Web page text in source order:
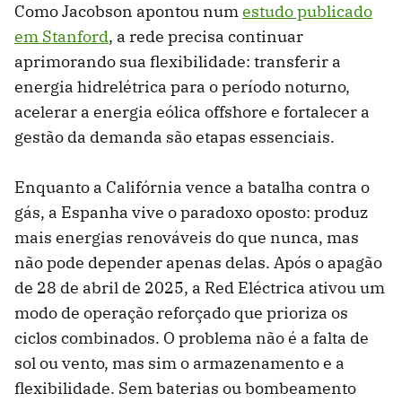
Como Jacobson apontou numestudo publicado
em Stanford, a rede precisa continuar
aprimorando sua flexibilidade: transferir a
energia hidrelétrica para o período noturno,
acelerar a energia eólica offshore e fortalecer a
gestão da demanda são etapas essenciais.
Enquanto a Califórnia vence a batalha contra o
gás, a Espanha vive o paradoxo oposto: produz
mais energias renováveis ​​do que nunca, mas
não pode depender apenas delas. Após o apagão
de 28 de abril de 2025, a Red Eléctrica ativou um
modo de operação reforçado que prioriza os
ciclos combinados. O problema não é a falta de
sol ou vento, mas sim o armazenamento e a
flexibilidade. Sem baterias ou bombeamento